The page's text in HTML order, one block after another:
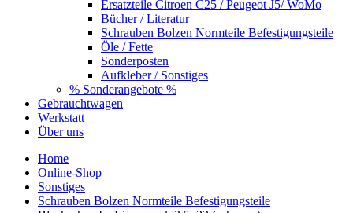
Ersatzteile Citroen C25 / Peugeot J5/ WoMo
Bücher / Literatur
Schrauben Bolzen Normteile Befestigungsteile
Öle / Fette
Sonderposten
Aufkleber / Sonstiges
% Sonderangebote %
Gebrauchtwagen
Werkstatt
Über uns
Home
Online-Shop
Sonstiges
Schrauben Bolzen Normteile Befestigungsteile